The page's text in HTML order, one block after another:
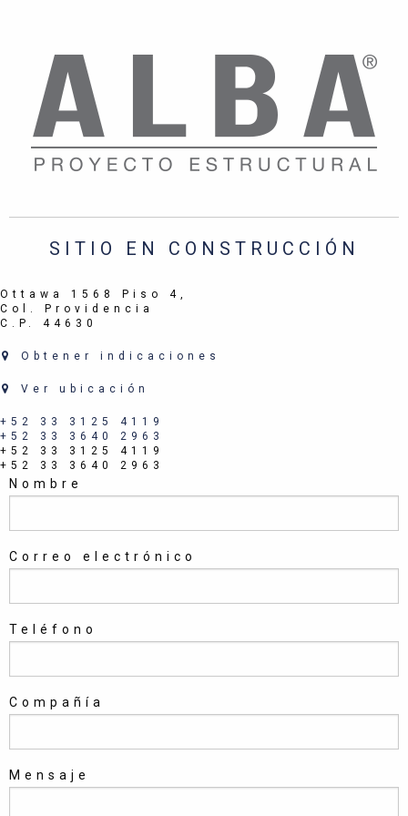
SITIO EN CONSTRUCCIÓN
Ottawa 1568 Piso 4,
Col. Providencia
C.P. 44630
Obtener indicaciones
Ver ubicación
+52 33 3125 4119
+52 33 3640 2963
+52 33 3125 4119
+52 33 3640 2963
Nombre
Correo electrónico
Teléfono
Compañía
Mensaje